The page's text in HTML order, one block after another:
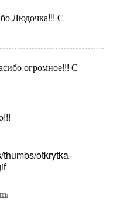
Людочка!!! С
огромное!!! С